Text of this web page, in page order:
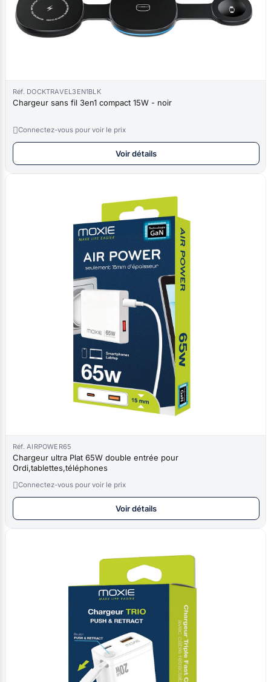
Réf. DOCKTRAVEL3EN1BLK
Chargeur sans fil 3en1 compact 15W - noir
Connectez-vous pour voir le prix
Voir détails
Réf. AIRPOWER65
Chargeur ultra Plat 65W double entrée pour
Ordi,tablettes,téléphones
Connectez-vous pour voir le prix
Voir détails